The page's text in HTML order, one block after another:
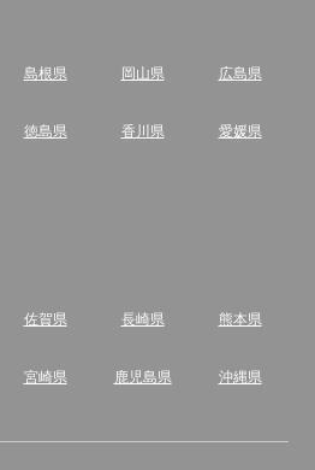
島根県 岡山県 広島県
徳島県 香川県 愛媛県
佐賀県 長崎県 熊本県
宮崎県 鹿児島県 沖縄県